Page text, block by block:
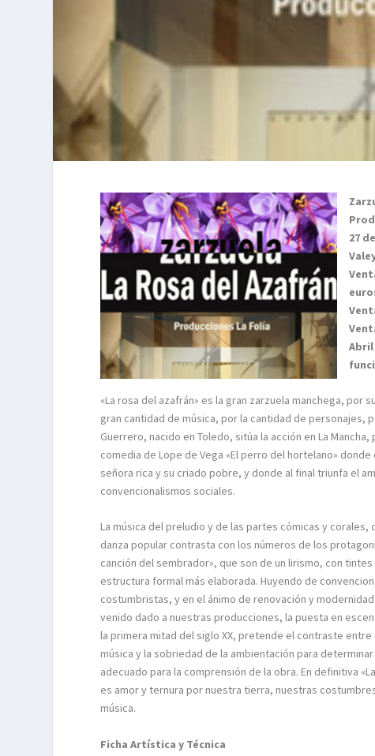
27
Abril
«La rosa del azafrán» es la gran zarzuela manchega,
gran cantidad de música, por la cantidad de personajes,
Guerrero, nacido en Toledo, sitúa la acción en La
comedia de Lope de Vega «El perro del hortelano»
señora rica y su criado pobre, y donde al final triunfa el
convencionalismos sociales.
La música del preludio y de las partes cómicas y corales,
danza popular contrasta con los números de los
canción del sembrador», que son de un lirismo, con
estructura formal más elaborada. Huyendo de
costumbristas, y en el ánimo de renovación y
venido dado a nuestras producciones, la puesta en
la primera mitad del siglo XX, pretende el contraste entre
música y la sobriedad de la ambientación para
adecuado para la comprensión de la obra. En definitiva
es amor y ternura por nuestra tierra, nuestras
música.
Ficha Artística y Técnica